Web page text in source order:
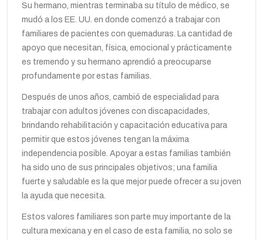
Su hermano, mientras terminaba su título de médico, se
mudó a los EE. UU. en donde comenzó a trabajar con
familiares de pacientes con quemaduras. La cantidad de
apoyo que necesitan, física, emocional y prácticamente
es tremendo y su hermano aprendió a preocuparse
profundamente por estas familias.
Después de unos años, cambió de especialidad para
trabajar con adultos jóvenes con discapacidades,
brindando rehabilitación y capacitación educativa para
permitir que estos jóvenes tengan la máxima
independencia posible. Apoyar a estas familias también
ha sido uno de sus principales objetivos; una familia
fuerte y saludable es la que mejor puede ofrecer a su joven
la ayuda que necesita.
Estos valores familiares son parte muy importante de la
cultura mexicana y en el caso de esta familia, no solo se